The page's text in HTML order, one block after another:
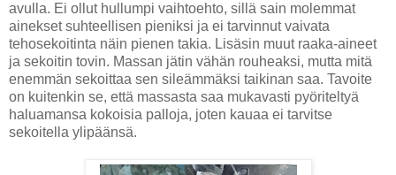
avulla. Ei ollut hullumpi vaihtoehto, sillä sain molemmat
ainekset suhteellisen pieniksi ja ei tarvinnut vaivata
tehosekoitinta näin pienen takia. Lisäsin muut raaka-aineet
ja sekoitin tovin. Massan jätin vähän rouheaksi, mutta mitä
enemmän sekoittaa sen sileämmäksi taikinan saa. Tavoite
on kuitenkin se, että massasta saa mukavasti pyöriteltyä
haluamansa kokoisia palloja, joten kauaa ei tarvitse
sekoitella ylipäänsä.